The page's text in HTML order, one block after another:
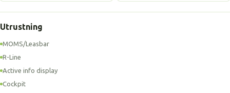
Utrustning
MOMS/Leasbar
R-Line
Active info display
Cockpit